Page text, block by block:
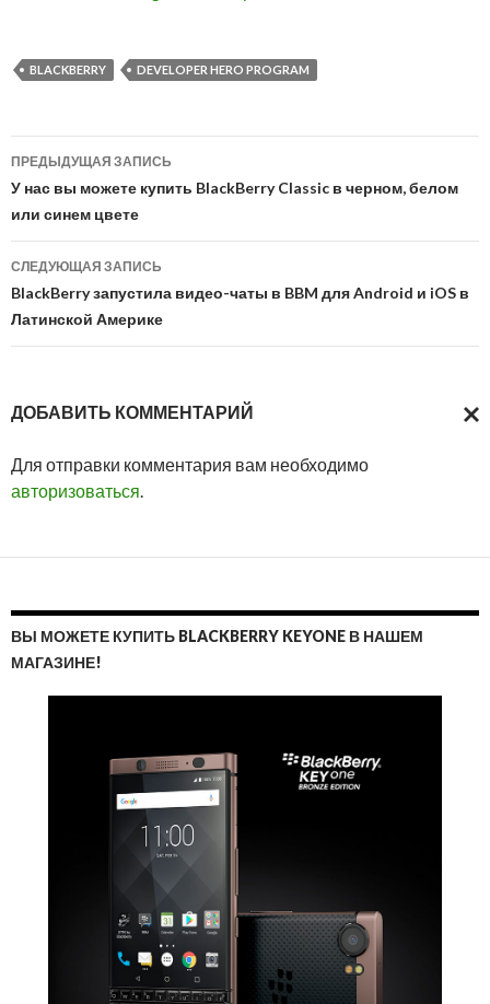
BLACKBERRY DEVELOPER HERO PROGRAM
Навигация
по
записям
ПРЕДЫДУЩАЯ ЗАПИСЬ
У нас вы можете купить BlackBerry Classic в черном, белом
или синем цвете
СЛЕДУЮЩАЯ ЗАПИСЬ
BlackBerry запустила видео-чаты в BBM для Android и iOS в
Латинской Америке
ДОБАВИТЬ КОММЕНТАРИЙ
Для отправки комментария вам необходимо
авторизоваться.
ВЫ МОЖЕТЕ КУПИТЬ BLACKBERRY KEYONE В НАШЕМ
МАГАЗИНЕ!